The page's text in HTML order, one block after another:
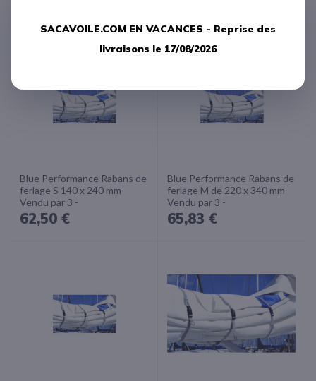
Blue Performance Rabans de
ferlage S 140 x 240 mm-
Vendu par 3 -
62,50 €
Blue Performance Rabans de
ferlage M de 220 x 340 mm-
Vendu par 3 -
65,83 €
SACAVOILE.COM EN VACANCES - Reprise des
livraisons le 17/08/2026